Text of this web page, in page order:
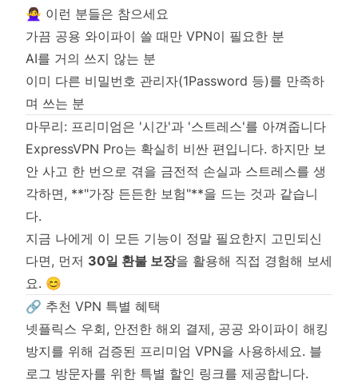
🙅‍♀️ 이런 분들은 참으세요
가끔 공용 와이파이 쓸 때만 VPN이 필요한 분
AI를 거의 쓰지 않는 분
이미 다른 비밀번호 관리자(1Password 등)를 만족하
며 쓰는 분
마무리: 프리미엄은 '시간'과 '스트레스'를 아껴줍니다
ExpressVPN Pro는 확실히 비싼 편입니다. 하지만 보
안 사고 한 번으로 겪을 금전적 손실과 스트레스를 생
각하면, **"가장 든든한 보험"**을 드는 것과 같습니
다.
지금 나에게 이 모든 기능이 정말 필요한지 고민되신
다면, 먼저 30일 환불 보장을 활용해 직접 경험해 보세
요. 😊
🔗 추천 VPN 특별 혜택
넷플릭스 우회, 안전한 해외 결제, 공공 와이파이 해킹
방지를 위해 검증된 프리미엄 VPN을 사용하세요. 블
로그 방문자를 위한 특별 할인 링크를 제공합니다.